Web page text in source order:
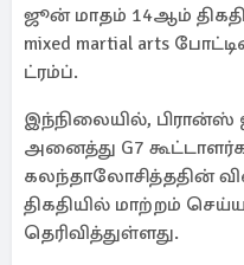
ஜூன் மாதம் 14ஆம்
mixed martial arts
ட்ரம்ப்.
இந்நிலையில், பிரான்ஸ்
அனைத்து G7
கலந்தாலோசித்ததின்
திகதியில் மாற்றம்
தெரிவித்துள்ளது.